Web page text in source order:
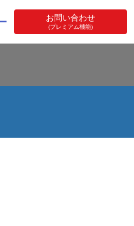
お問い合わせ
(プレミアム機能)